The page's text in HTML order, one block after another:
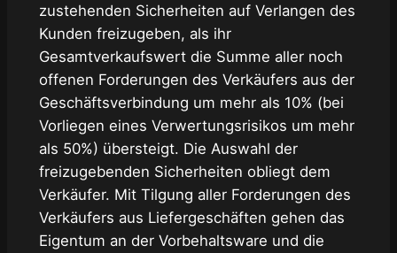
zustehenden Sicherheiten auf Verlangen des
Kunden freizugeben, als ihr
Gesamtverkaufswert die Summe aller noch
offenen Forderungen des Verkäufers aus der
Geschäftsverbindung um mehr als 10% (bei
Vorliegen eines Verwertungsrisikos um mehr
als 50%) übersteigt. Die Auswahl der
freizugebenden Sicherheiten obliegt dem
Verkäufer. Mit Tilgung aller Forderungen des
Verkäufers aus Liefergeschäften gehen das
Eigentum an der Vorbehaltsware und die